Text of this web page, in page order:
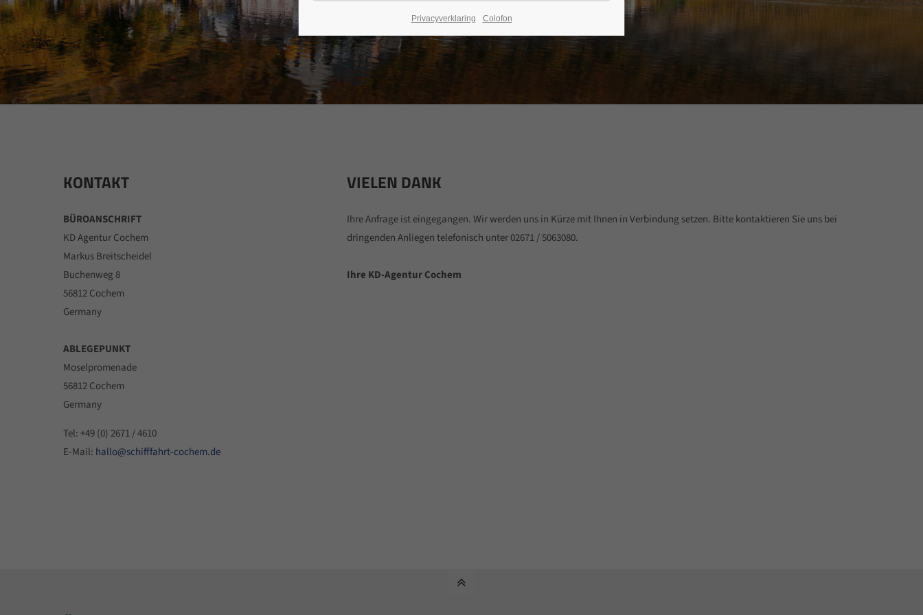
KONTAKT
BÜROANSCHRIFT
KD Agentur Cochem
Markus Breitscheidel
Buchenweg 8
56812 Cochem
Germany
ABLEGEPUNKT
Moselpromenade
56812 Cochem
Germany
Tel: +49 (0) 2671 / 4610
E-Mail: hallo@schifffahrt-cochem.de
VIELEN DANK
Ihre Anfrage ist eingegangen. Wir werden uns in Kürze mit Ihnen in Verbindung setzen. Bitte kontaktieren Sie uns bei
dringenden Anliegen telefonisch unter 02671 / 5063080.
Ihre KD-Agentur Cochem
Privacyverklaring Colofon